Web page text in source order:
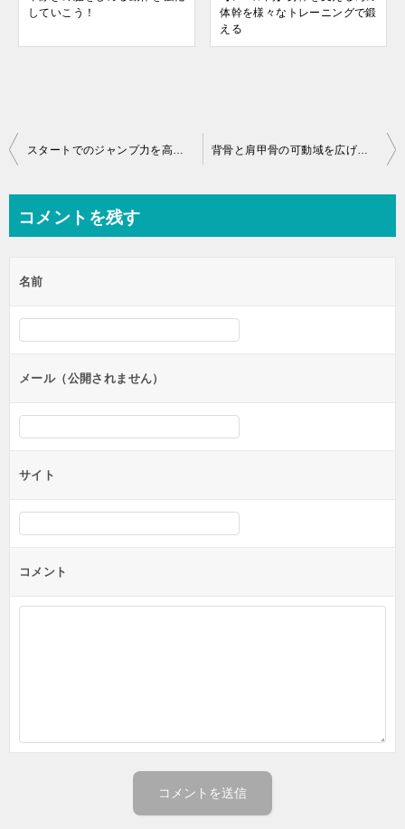
していこう！
体幹を様々なトレーニングで鍛
える
投
ビ
ー
シ
ン
スタートでのジャンプ力を高める為には、ジャンプでコツを掴もう！ 背骨と肩甲骨の可動域を広げる為の動かすストレッチ
コメントを残す
名前
メール（公開されません）
サイト
コメント